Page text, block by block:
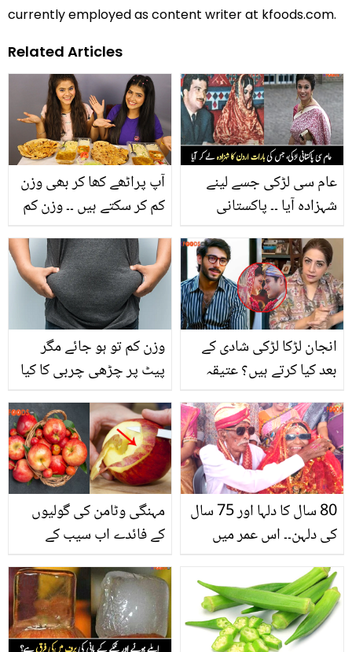
currently employed as content writer at kfoods.com.
Related Articles
آپ پراٹھے کھا کر بھی وزن
کم کر سکتے ہیں ۔۔ وزن کم
چیز اپنے پراٹھے میں شامل
کریں!
عام سی لڑکی جسے لینے
شہزادہ آیا ۔۔ پاکستانی
کے شہزادے کے ساتھ ہوئی،
جانیے دلچسپ معلومات
وزن کم تو ہو جائے مگر
پیٹ پر چڑھی چربی کا کیا
گھلانے کے آسان نسخے
جانیں
انجان لڑکا لڑکی شادی کے
بعد کیا کرتے ہیں؟ عتیقہ
شادی پر عجیب و غریب
بیان دینے کی انوکھی وجہ
بتا دی
مہنگی وٹامن کی گولیوں
کے فائدے اب سیب کے
سمجھ کر پھینکے جانے
والے سیب کے چھلکوں کے
کمالات
80 سال کا دلہا اور 75 سال
کی دلہن۔۔ اس عمر میں
جان کر لوگ بھی حیران رہ
گئے